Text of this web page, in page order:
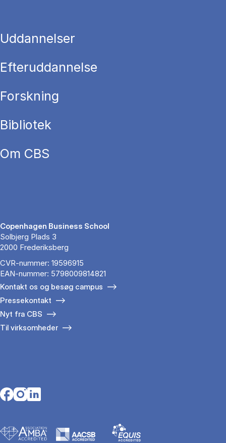
Uddannelser
Efteruddannelse
Forskning
Bibliotek
Om CBS
Copenhagen Business School
Solbjerg Plads 3
2000 Frederiksberg
CVR-nummer: 19596915
EAN-nummer: 5798009814821
Kontakt os og besøg campus
Pressekontakt
Nyt fra CBS
Til virksomheder
Opens in a new tab
Opens in a new tab
Opens in a new tab